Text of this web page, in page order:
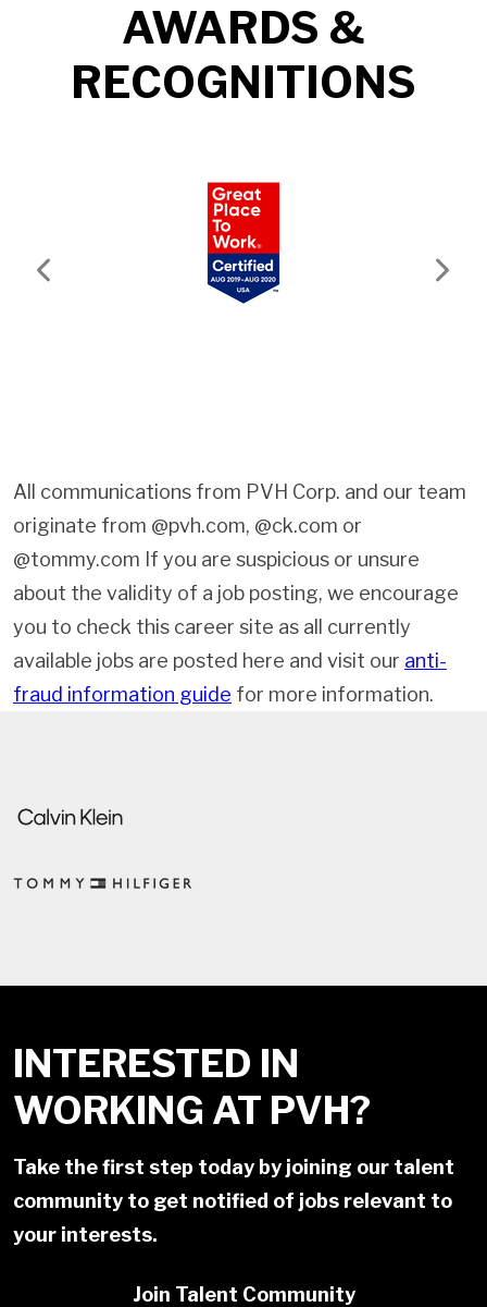
AWARDS &
RECOGNITIONS
Previous Next
All communications from PVH Corp. and our team
originate from @pvh.com, @ck.com or
@tommy.com If you are suspicious or unsure
about the validity of a job posting, we encourage
you to check this career site as all currently
available jobs are posted here and visit our anti-
fraud information guide for more information.
INTERESTED IN
WORKING AT PVH?
Take the first step today by joining our talent
community to get notified of jobs relevant to
your interests.
Join Talent Community